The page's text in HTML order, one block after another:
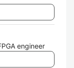
engineer